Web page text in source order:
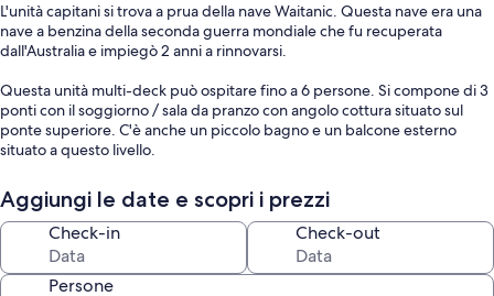
L'unità capitani si trova a prua della nave Waitanic. Questa nave era una
nave a benzina della seconda guerra mondiale che fu recuperata
dall'Australia e impiegò 2 anni a rinnovarsi.
Questa unità multi-deck può ospitare fino a 6 persone. Si compone di 3
ponti con il soggiorno / sala da pranzo con angolo cottura situato sul
ponte superiore. C'è anche un piccolo bagno e un balcone esterno
situato a questo livello.
Il livello del ponte contiene la camera da letto principale con letto king
size ed è il proprio ponte esterno a prua.
Sotto nello scafo, ci sono 2 camere con 2 letti singoli ciascuna e il bagno
principale con doccia e servizi igienici.
Aggiungi le date e scopri i prezzi
Check-in Check-out
Persone